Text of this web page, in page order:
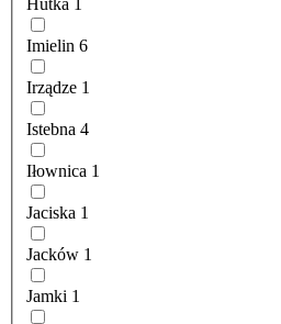
Hutka
Imielin 6
Irządze 1
Istebna 4
Iłownica 1
Jaciska 1
Jacków 1
Jamki 1